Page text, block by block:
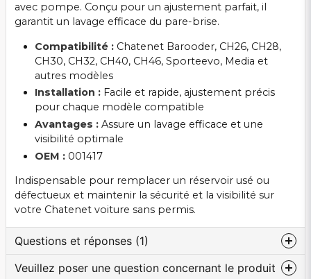
avec pompe. Conçu pour un ajustement parfait, il
garantit un lavage efficace du pare-brise.
Compatibilité :Chatenet Barooder, CH26, CH28,
CH30, CH32, CH40, CH46, Sporteevo, Media et
autres modèles
Installation :Facile et rapide, ajustement précis
pour chaque modèle compatible
Avantages :Assure un lavage efficace et une
visibilité optimale
OEM :001417
Indispensable pour remplacer un réservoir usé ou
défectueux et maintenir la sécurité et la visibilité sur
votre Chatenet voiture sans permis.
Questions et réponses (1)
Veuillez poser une question concernant le produit